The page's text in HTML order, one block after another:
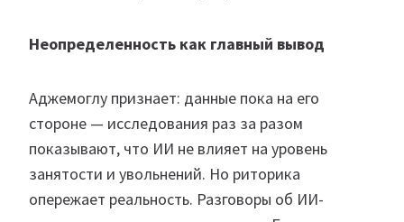
Неопределенность как главный вывод
Аджемоглу признает: данные пока на его
стороне — исследования раз за разом
показывают, что ИИ не влияет на уровень
занятости и увольнений. Но риторика
опережает реальность. Разговоры об ИИ-